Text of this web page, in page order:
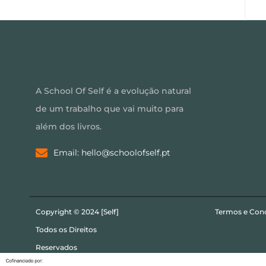
A School Of Self é a evolução natural
de um trabalho que vai muito para
além dos livros.
Email: hello@schoolofself.pt
Copyright © 2024 [Self]
Todos os Direitos
Reservados
Termos e